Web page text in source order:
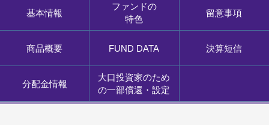
基本情報
ファンドの
特色
留意事項
商品概要 FUND DATA 決算短信
分配金情報
大口投資家のため
の一部償還・設定